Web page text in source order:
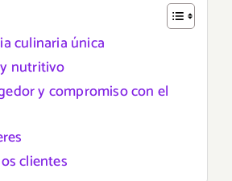
culinaria única
nutritivo
y compromiso con el
clientes